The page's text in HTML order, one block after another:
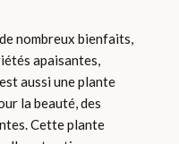
nombreux bienfaits,
apaisantes,
aussi une plante
la beauté, des
Cette plante